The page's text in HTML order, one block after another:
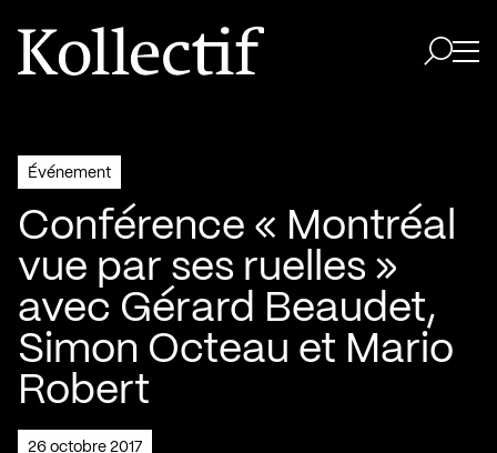
Aller à la page d'accueil
Logo Kollectif
Événement
Conférence « Montréal
vue par ses ruelles »
avec Gérard Beaudet,
Simon Octeau et Mario
Robert
26 octobre 2017